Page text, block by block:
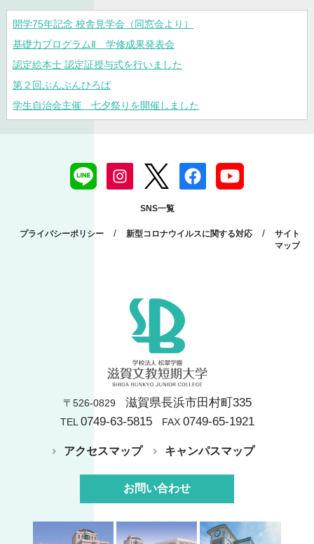
開学75年記念 校舎見学会（同窓会より）
基礎力プログラムⅡ 学修成果発表会
認定絵本士 認定証授与式を行いました
第２回ぶんぶんひろば
学生自治会主催 七夕祭りを開催しました
SNS一覧
プライバシーポリシー / 新型コロナウイルスに関する対応 /
サイト
マップ
〒526-0829 滋賀県長浜市田村町335
TEL0749-63-5815FAX 0749-65-1921
アクセスマップ キャンパスマップ
お問い合わせ